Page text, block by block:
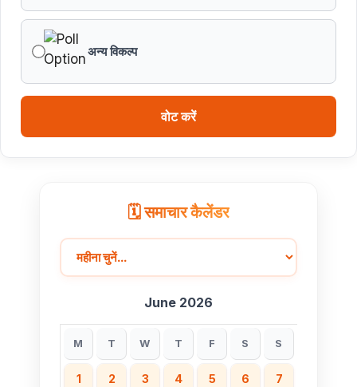
28 के बजट अनुमान तथा वित्तीय वर्ष 2028-29, 2029-30 के
लिए रोलिंग बजट की तैयारी हेतु बजट कार्यक्रम
अन्य विकल्प
वोट करें
🗓️ समाचार कैलेंडर
June 2026
M T W T F S S
1 2 3 4 5 6 7